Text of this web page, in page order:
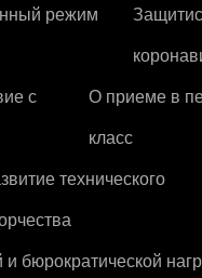
режим
с
О приеме в
класс
технического
бюрократической